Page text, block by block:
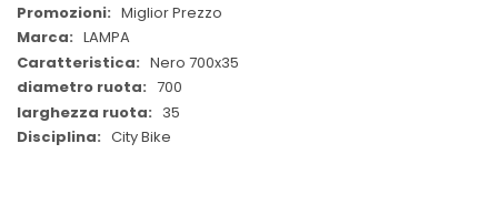
Miglior Prezzo
LAMPA
Nero 700x35
700
35
City Bike